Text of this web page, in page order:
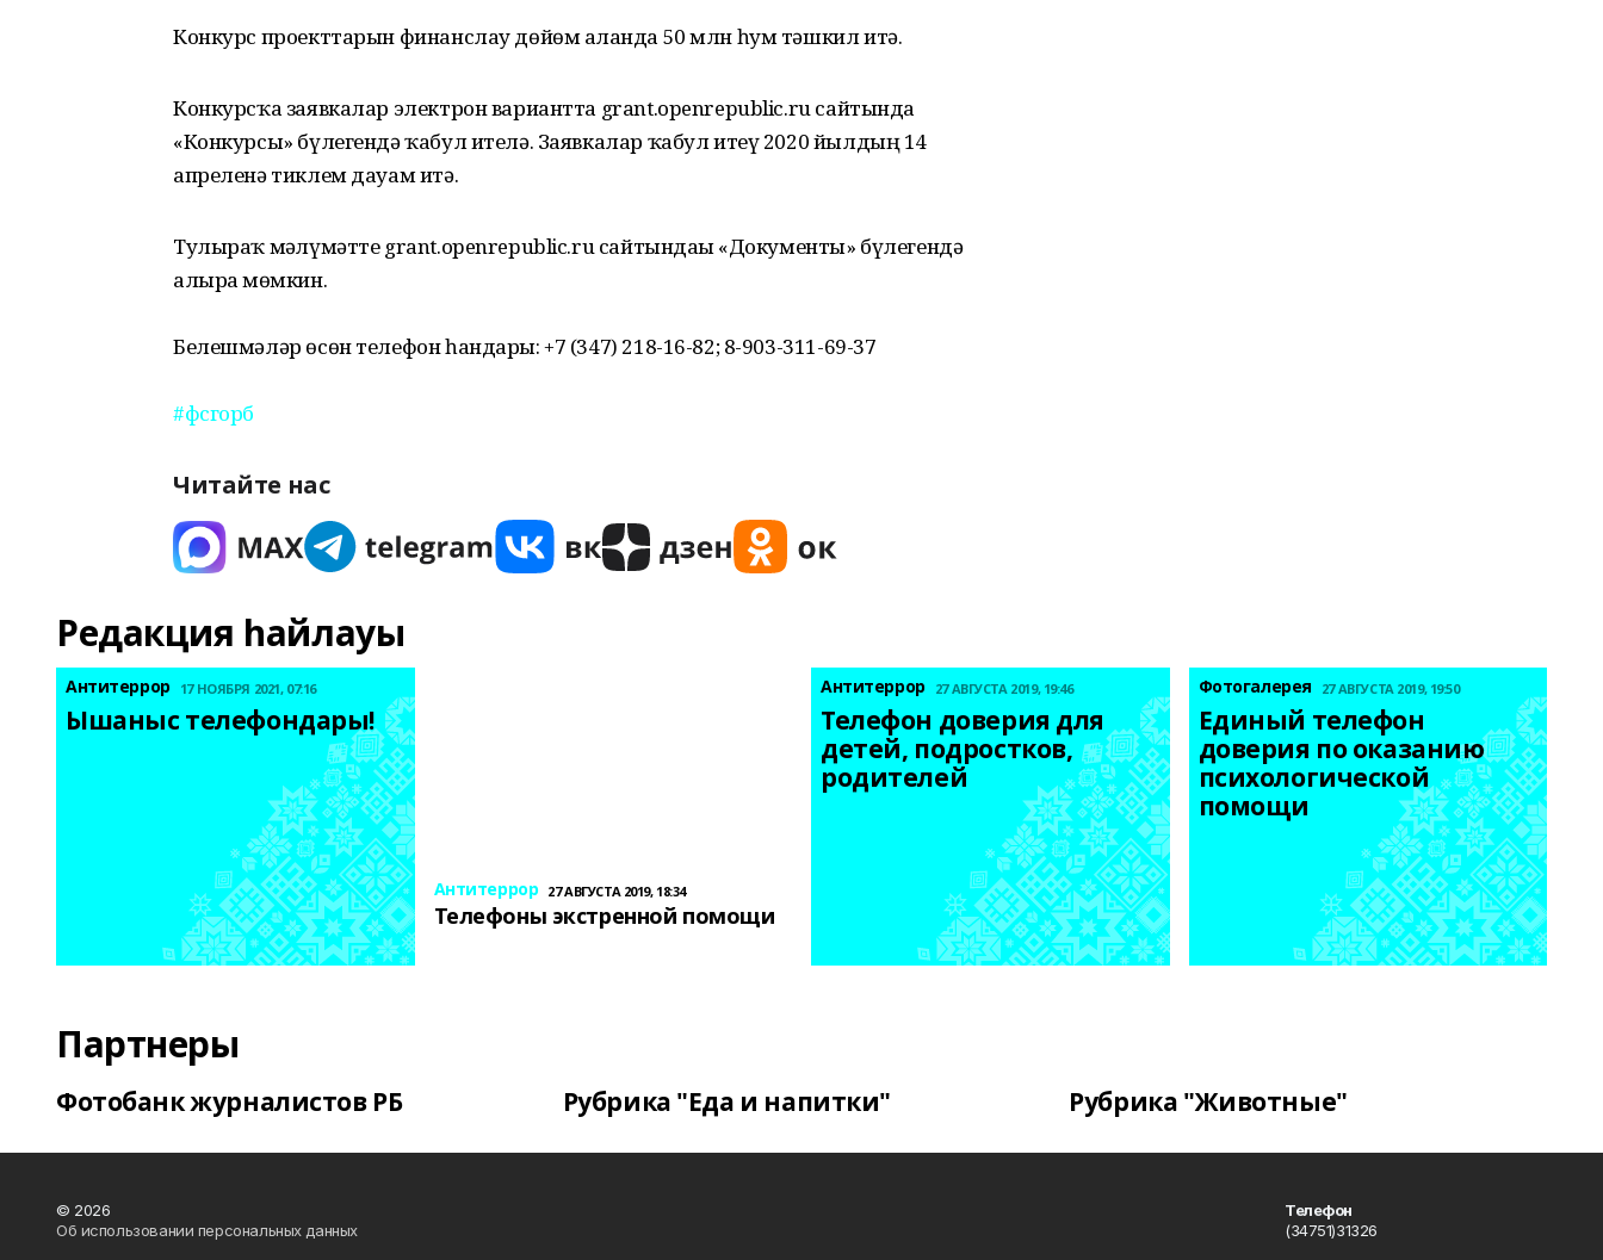
Конкурс проекттарын финанслау дөйөм алғанда 50 млн һум тәшкил итә.
Конкурсҡа заявкалар электрон вариантта grant.openrepublic.ru сайтында
«Конкурсы» бүлегендә ҡабул ителә. Заявкалар ҡабул итеү 2020 йылдың 14
апреленә тиклем дауам итә.
Тулыраҡ мәғлүмәтте grant.openrepublic.ru сайтындағы «Документы» бүлегендә
алырға мөмкин.
Белешмәләр өсөн телефон һандары: +7 (347) 218-16-82; 8-903-311-69-37
#фсгорб
Читайте нас
Редакция һайлауы
Антитеррор 17 НОЯБРЯ 2021, 07:16
Ышаныс телефондары!
Антитеррор 27 АВГУСТА 2019, 18:34
Телефоны экстренной помощи
Антитеррор 27 АВГУСТА 2019, 19:46
Телефон доверия для
детей, подростков,
родителей
Фотогалерея 27 АВГУСТА 2019, 19:50
Единый телефон
доверия по оказанию
психологической
помощи
Партнеры
Фотобанк журналистов РБ Рубрика "Еда и напитки" Рубрика "Животные"
© 2026
Об использовании персональных данных
Телефон
(34751)31326